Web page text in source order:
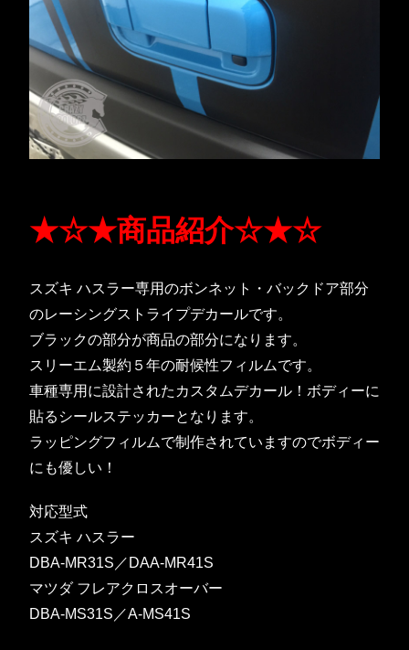
★☆★商品紹介☆★☆
スズキ ハスラー専用のボンネット・バックドア部分
のレーシングストライプデカールです。
ブラックの部分が商品の部分になります。
スリーエム製約５年の耐候性フィルムです。
車種専用に設計されたカスタムデカール！ボディーに
貼るシールステッカーとなります。
ラッピングフィルムで制作されていますのでボディー
にも優しい！
対応型式
スズキ ハスラー
DBA-MR31S／DAA-MR41S
マツダ フレアクロスオーバー
DBA-MS31S／A-MS41S